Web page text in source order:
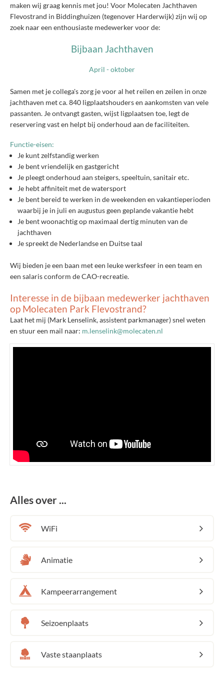
maken wij graag kennis met jou! Voor Molecaten Jachthaven
Flevostrand in Biddinghuizen (tegenover Harderwijk) zijn wij op
zoek naar een enthousiaste medewerker voor de:
Bijbaan Jachthaven
April - oktober
Samen met je collega's zorg je voor al het reilen en zeilen in onze
jachthaven met ca. 840 ligplaatshouders en aankomsten van vele
passanten. Je ontvangt gasten, wijst ligplaatsen toe, legt de
reservering vast en helpt bij onderhoud aan de faciliteiten.
Functie-eisen:
Je kunt zelfstandig werken
Je bent vriendelijk en gastgericht
Je pleegt onderhoud aan steigers, speeltuin, sanitair etc.
Je hebt affiniteit met de watersport
Je bent bereid te werken in de weekenden en vakantieperioden
waarbij je in juli en augustus geen geplande vakantie hebt
Je bent woonachtig op maximaal dertig minuten van de
jachthaven
Je spreekt de Nederlandse en Duitse taal
Wij bieden je een baan met een leuke werksfeer in een team en
een salaris conform de CAO-recreatie.
Interesse in de bijbaan medewerker jachthaven
op Molecaten Park Flevostrand?
Laat het mij (Mark Lenselink, assistent parkmanager) snel weten
en stuur een mail naar: m.lenselink@molecaten.nl
Alles over ...
WiFi
Animatie
Kampeerarrangement
Seizoenplaats
Vaste staanplaats